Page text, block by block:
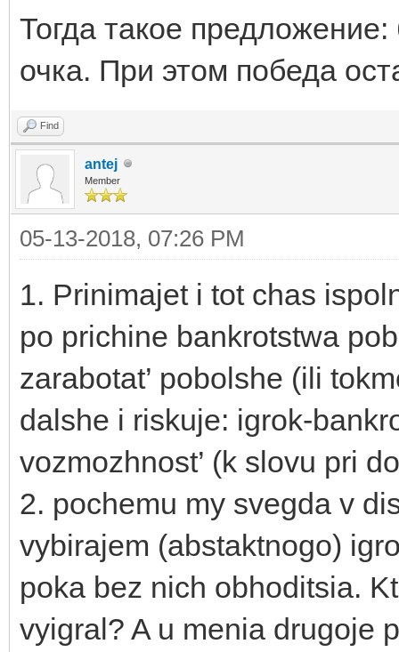
Тогда такое предложение:
очка. При этом победа
Find
antej
Member
05-13-2018, 07:26 PM
1. Prinimajet i tot chas
po prichine bankrotstwa
zarabotat’ pobolshe (ili
dalshe i riskuje: igrok-
vozmozhnost’ (k slovu pri
2. pochemu my svegda v
vybirajem (abstaktnogo)
poka bez nich obhoditsia.
vyigral? A u menia drugoje